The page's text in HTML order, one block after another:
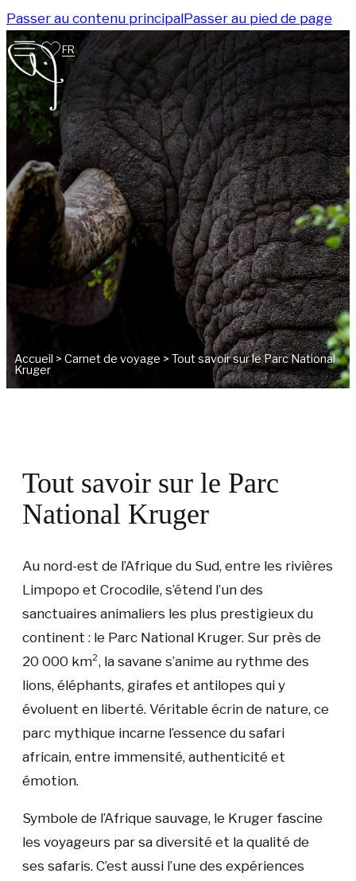
Passer au contenu principalPasser au pied de page
FR
Accueil > Carnet de voyage > Tout savoir sur le Parc National
Kruger
Tout savoir sur le Parc
National Kruger
Au nord-est de l’Afrique du Sud, entre les rivières
Limpopo et Crocodile, s’étend l’un des
sanctuaires animaliers les plus prestigieux du
continent : le Parc National Kruger. Sur près de
20 000 km², la savane s’anime au rythme des
lions, éléphants, girafes et antilopes qui y
évoluent en liberté. Véritable écrin de nature, ce
parc mythique incarne l’essence du safari
africain, entre immensité, authenticité et
émotion.
Symbole de l’Afrique sauvage, le Kruger fascine
les voyageurs par sa diversité et la qualité de
ses safaris. C’est aussi l’une des expériences